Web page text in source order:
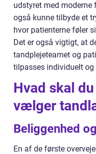
udstyret med moderne
også kunne tilbyde et
hvor patienterne føler
Det er også vigtigt, at
tandplejeteamet og
tilpasses individuelt
Hvad skal
vælger
Beliggenhed
En af de første